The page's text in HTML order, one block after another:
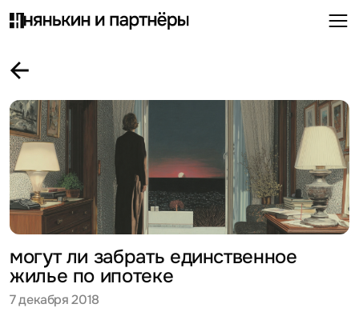
могут ли забрать единственное
жилье по ипотеке
7 декабря 2018